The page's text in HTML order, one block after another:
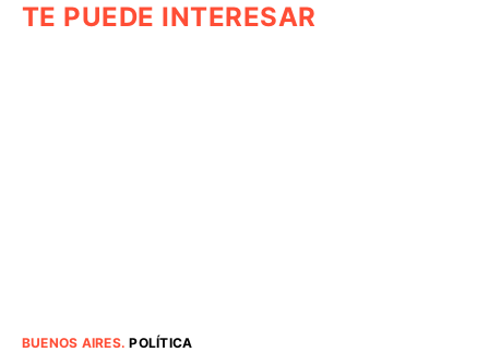
TE PUEDE INTERESAR
BUENOS AIRES.POLÍTICA